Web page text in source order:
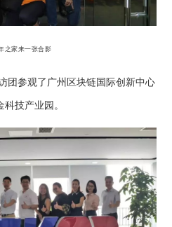
之家来一张合影
团参观了广州区块链国际创新中心
科技产业园。